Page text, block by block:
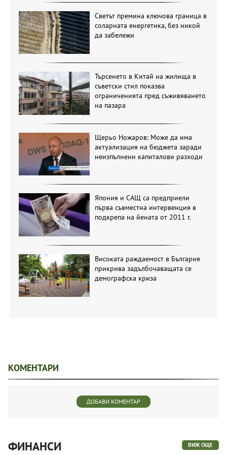
Светът премина ключова граница в
соларната енергетика, без никой
да забележи
Търсенето в Китай на жилища в
съветски стил показва
ограниченията пред съживяването
на пазара
Щерьо Ножаров: Може да има
актуализация на бюджета заради
неизпълнени капиталови разходи
Япония и САЩ са предприели
първа съвместна интервенция в
подкрепа на йената от 2011 г.
Високата раждаемост в България
прикрива задълбочаващата се
демографска криза
КОМЕНТАРИ
ДОБАВИ КОМЕНТАР
ФИНАНСИ ВИЖ ОЩЕ